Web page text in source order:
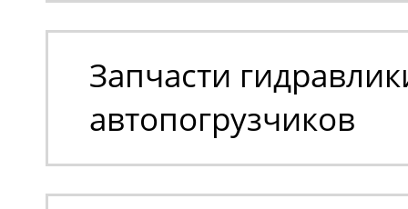
Запчасти
автопогрузчиков